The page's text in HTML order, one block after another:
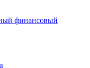
финансовый